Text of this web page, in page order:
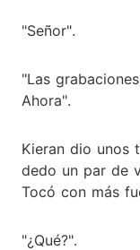
"Señor".
"Las
Ahora".
Kieran dio unos
dedo un par de
Tocó con más
"¿Qué?".